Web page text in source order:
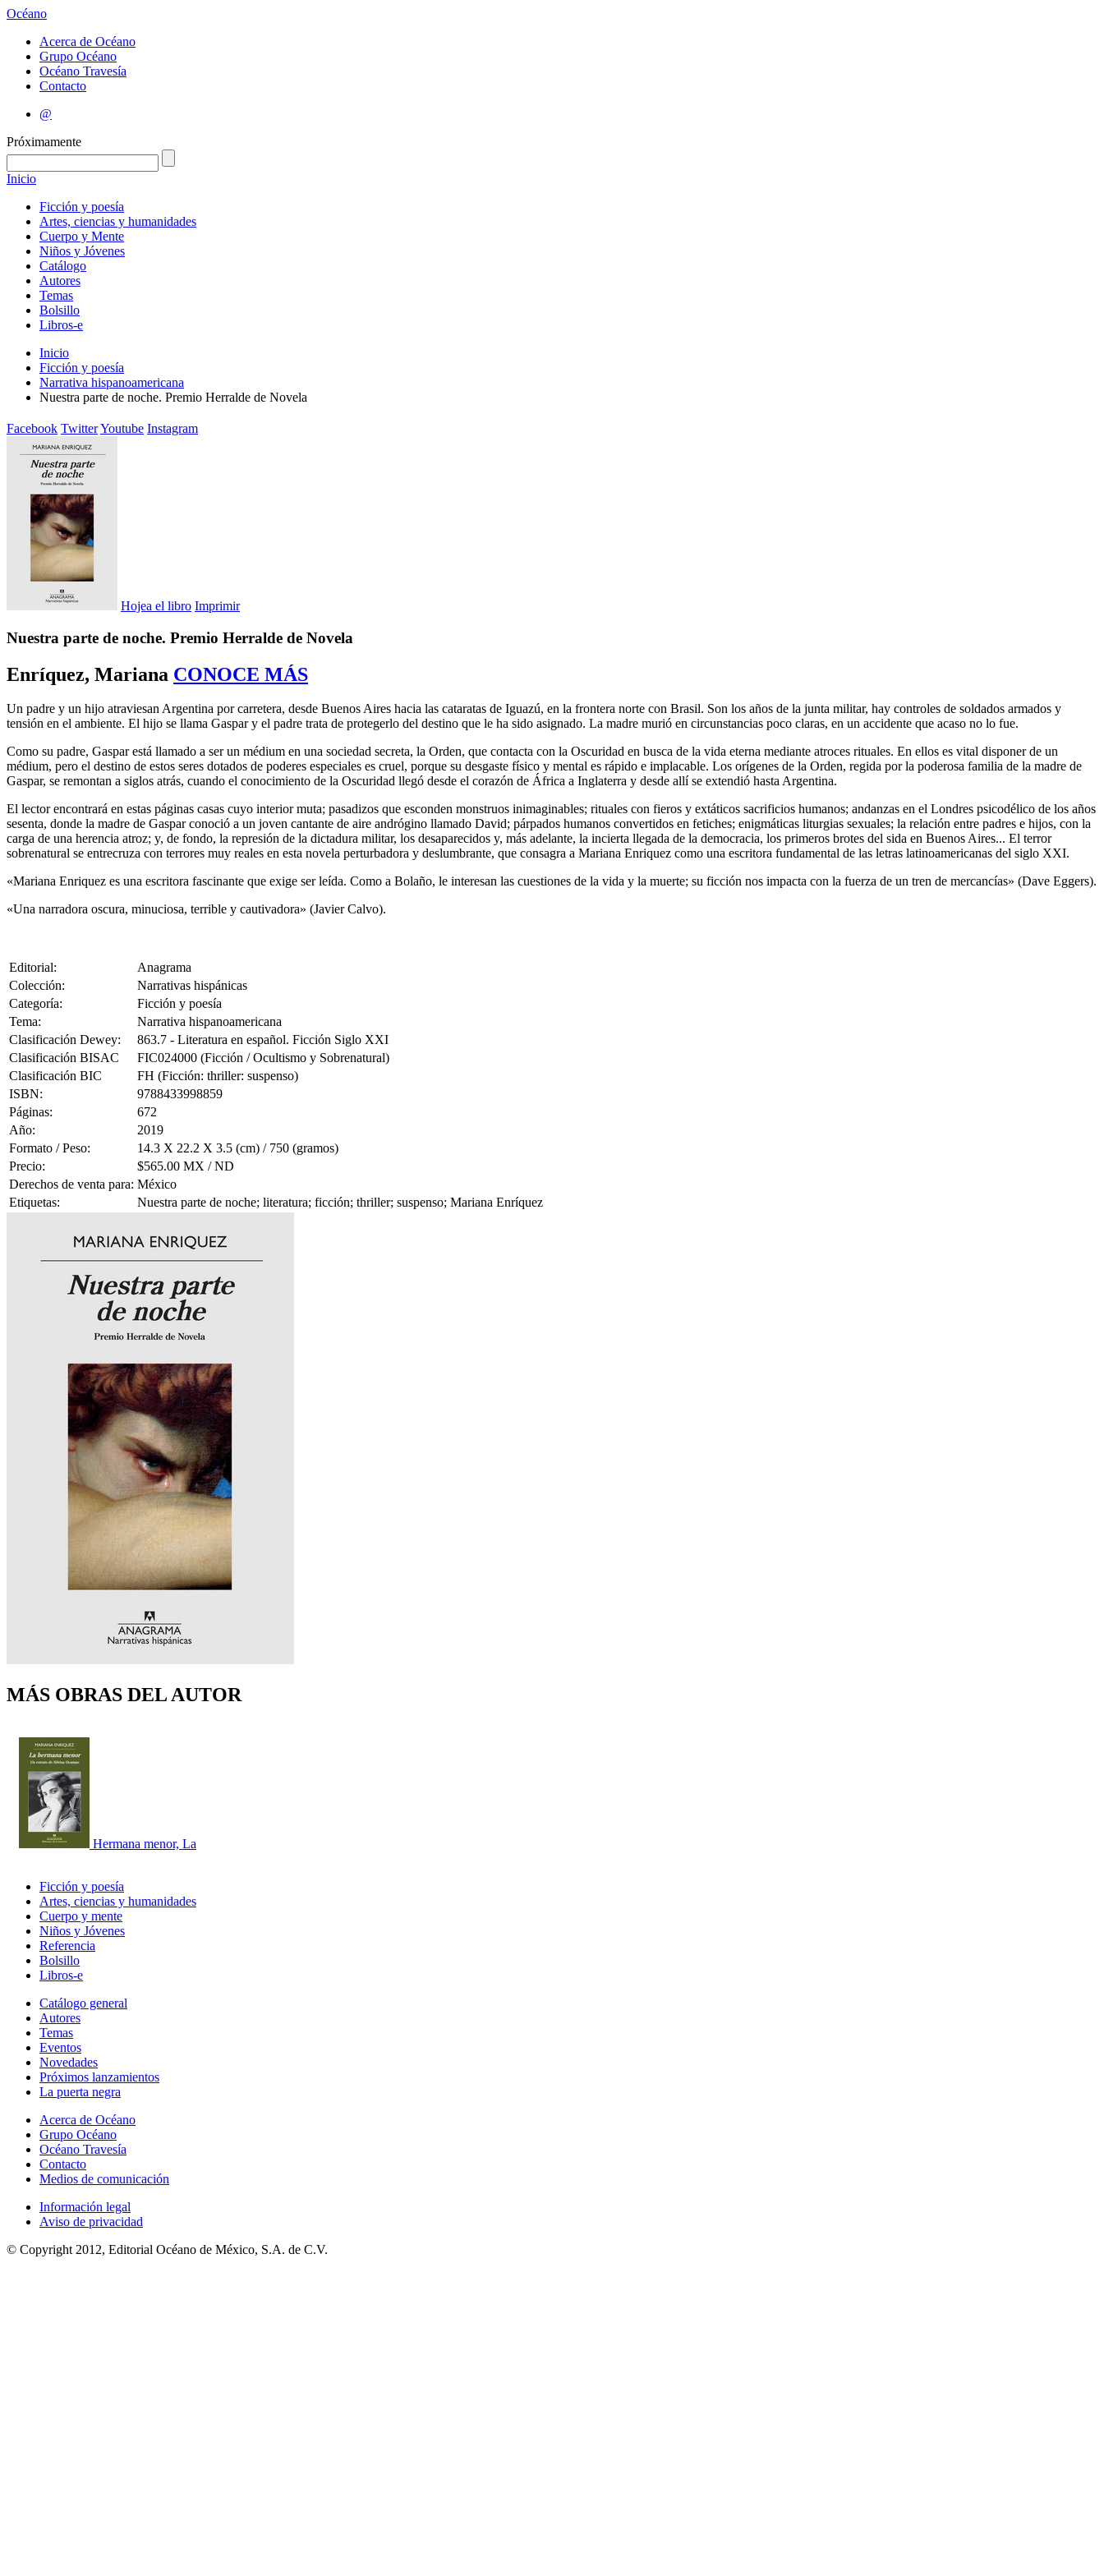
Océano
Acerca de Océano
Grupo Océano
Océano Travesía
Contacto
@
Próximamente
Inicio
Ficción y poesía
Artes, ciencias y humanidades
Cuerpo y Mente
Niños y Jóvenes
Catálogo
Autores
Temas
Bolsillo
Libros-e
Inicio
Ficción y poesía
Narrativa hispanoamericana
Nuestra parte de noche. Premio Herralde de Novela
Facebook TwitterYoutube Instagram
Hojea el libro Imprimir
Nuestra parte de noche. Premio Herralde de Novela
Enríquez, Mariana CONOCE MÁS
Un padre y un hijo atraviesan Argentina por carretera, desde Buenos Aires hacia las cataratas de Iguazú, en la frontera norte con Brasil. Son los años de la junta militar, hay controles de soldados armados y
tensión en el ambiente. El hijo se llama Gaspar y el padre trata de protegerlo del destino que le ha sido asignado. La madre murió en circunstancias poco claras, en un accidente que acaso no lo fue.
Como su padre, Gaspar está llamado a ser un médium en una sociedad secreta, la Orden, que contacta con la Oscuridad en busca de la vida eterna mediante atroces rituales. En ellos es vital disponer de un
médium, pero el destino de estos seres dotados de poderes especiales es cruel, porque su desgaste físico y mental es rápido e implacable. Los orígenes de la Orden, regida por la poderosa familia de la madre de
Gaspar, se remontan a siglos atrás, cuando el conocimiento de la Oscuridad llegó desde el corazón de África a Inglaterra y desde allí se extendió hasta Argentina.
El lector encontrará en estas páginas casas cuyo interior muta; pasadizos que esconden monstruos inimaginables; rituales con fieros y extáticos sacrificios humanos; andanzas en el Londres psicodélico de los años
sesenta, donde la madre de Gaspar conoció a un joven cantante de aire andrógino llamado David; párpados humanos convertidos en fetiches; enigmáticas liturgias sexuales; la relación entre padres e hijos, con la
carga de una herencia atroz; y, de fondo, la represión de la dictadura militar, los desaparecidos y, más adelante, la incierta llegada de la democracia, los primeros brotes del sida en Buenos Aires... El terror
sobrenatural se entrecruza con terrores muy reales en esta novela perturbadora y deslumbrante, que consagra a Mariana Enriquez como una escritora fundamental de las letras latinoamericanas del siglo XXI.
«Mariana Enriquez es una escritora fascinante que exige ser leída. Como a Bolaño, le interesan las cuestiones de la vida y la muerte; su ficción nos impacta con la fuerza de un tren de mercancías» (Dave Eggers).
«Una narradora oscura, minuciosa, terrible y cautivadora» (Javier Calvo).
Editorial:
Anagrama
Colección:
Narrativas hispánicas
Categoría:
Ficción y poesía
Tema:
Narrativa hispanoamericana
Clasificación Dewey:
863.7 - Literatura en español. Ficción Siglo XXI
Clasificación BISAC
FIC024000 (Ficción / Ocultismo y Sobrenatural)
Clasificación BIC
FH (Ficción: thriller: suspenso)
ISBN:
9788433998859
Páginas:
672
Año:
2019
Formato / Peso:
14.3 X 22.2 X 3.5 (cm) / 750 (gramos)
Precio:
$565.00 MX / ND
Derechos de venta para: México
Etiquetas:
Nuestra parte de noche; literatura; ficción; thriller; suspenso; Mariana Enríquez
MÁS OBRAS DEL AUTOR
Hermana menor, La
Ficción y poesía
Artes, ciencias y humanidades
Cuerpo y mente
Niños y Jóvenes
Referencia
Bolsillo
Libros-e
Catálogo general
Autores
Temas
Eventos
Novedades
Próximos lanzamientos
La puerta negra
Acerca de Océano
Grupo Océano
Océano Travesía
Contacto
Medios de comunicación
Información legal
Aviso de privacidad
© Copyright 2012, Editorial Océano de México, S.A. de C.V.